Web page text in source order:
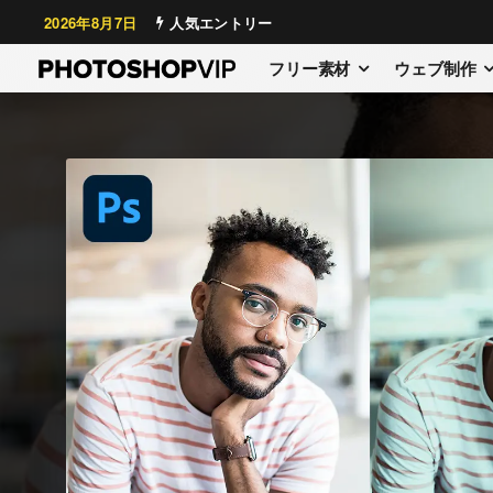
2026年8月7日 人気エントリー
フリー素材 ウェブ制作